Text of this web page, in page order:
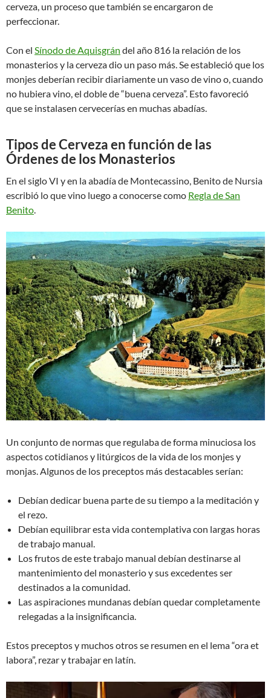
cerveza, un proceso que también se encargaron de
perfeccionar.
Con el Sínodo de Aquisgrán del año 816 la relación de los
monasterios y la cerveza dio un paso más. Se estableció que los
monjes deberían recibir diariamente un vaso de vino o, cuando
no hubiera vino, el doble de “buena cerveza”. Esto favoreció
que se instalasen cervecerías en muchas abadías.
Tipos de Cerveza en función de las
Órdenes de los Monasterios
En el siglo VI y en la abadía de Montecassino, Benito de Nursia
escribió lo que vino luego a conocerse como Regla de San
Benito.
Un conjunto de normas que regulaba de forma minuciosa los
aspectos cotidianos y litúrgicos de la vida de los monjes y
monjas. Algunos de los preceptos más destacables serían:
Debían dedicar buena parte de su tiempo a la meditación y
el rezo.
Debían equilibrar esta vida contemplativa con largas horas
de trabajo manual.
Los frutos de este trabajo manual debían destinarse al
mantenimiento del monasterio y sus excedentes ser
destinados a la comunidad.
Las aspiraciones mundanas debían quedar completamente
relegadas a la insignificancia.
Estos preceptos y muchos otros se resumen en el lema “ora et
labora”, rezar y trabajar en latín.